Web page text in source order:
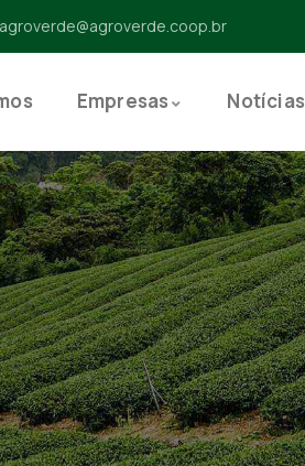
agroverde@agroverde.coop.br
Empresas Notícias